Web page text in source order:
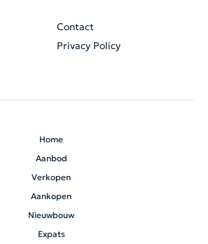
Contact
Privacy Policy
Home
Aanbod
Verkopen
Aankopen
Nieuwbouw
Expats